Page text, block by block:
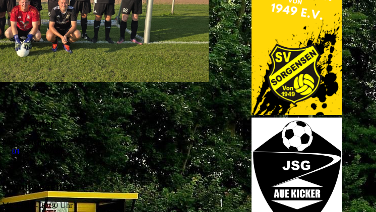
Trainer
Michael Klingenberg
01 76/72502530
Trainingszeiten
Mi. 19:00 - 20:30 Uhr